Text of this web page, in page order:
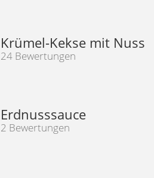
Krümel-Kekse mit Nuss
24 Bewertungen
Erdnusssauce
2 Bewertungen